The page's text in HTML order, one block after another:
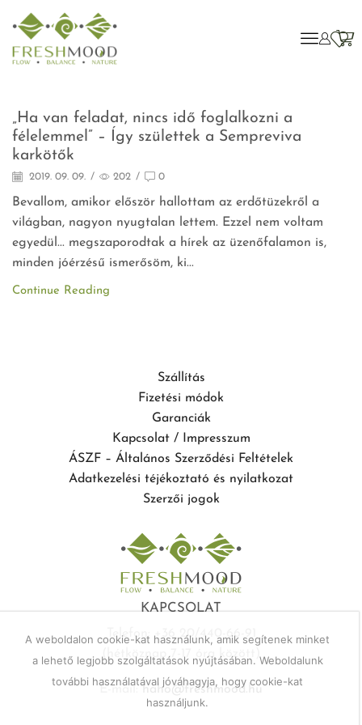
Agymenés
„Ha van feladat, nincs idő foglalkozni a
félelemmel” – Így születtek a Sempreviva
karkötők
2019. 09. 09. / 202 / 0
Bevallom, amikor először hallottam az erdőtüzekről a
világban, nagyon nyugtalan lettem. Ezzel nem voltam
egyedül... megszaporodtak a hírek az üzenőfalamon is,
minden jóérzésű ismerősöm, ki...
Continue Reading
Szállítás
Fizetési módok
Garanciák
Kapcsolat / Impresszum
ÁSZF – Általános Szerződési Feltételek
Adatkezelési téjékoztató és nyilatkozat
Szerzői jogok
KAPCSOLAT
Telefon: +36 20/440-66-91
(hétköznap 7-17 óra között)
E-mail:haho@freshmood.hu
A weboldalon cookie-kat használunk, amik segítenek minket
a lehető legjobb szolgáltatások nyújtásában. Weboldalunk
további használatával jóváhagyja, hogy cookie-kat
használjunk.